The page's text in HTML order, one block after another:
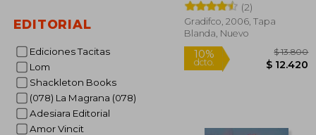
EDITORIAL
Ediciones Tacitas
Lom
Shackleton Books
(078) La Magrana (078)
Adesiara Editorial
Amor Vincit
(2)
Gradifco, 2006, Tapa
Blanda, Nuevo